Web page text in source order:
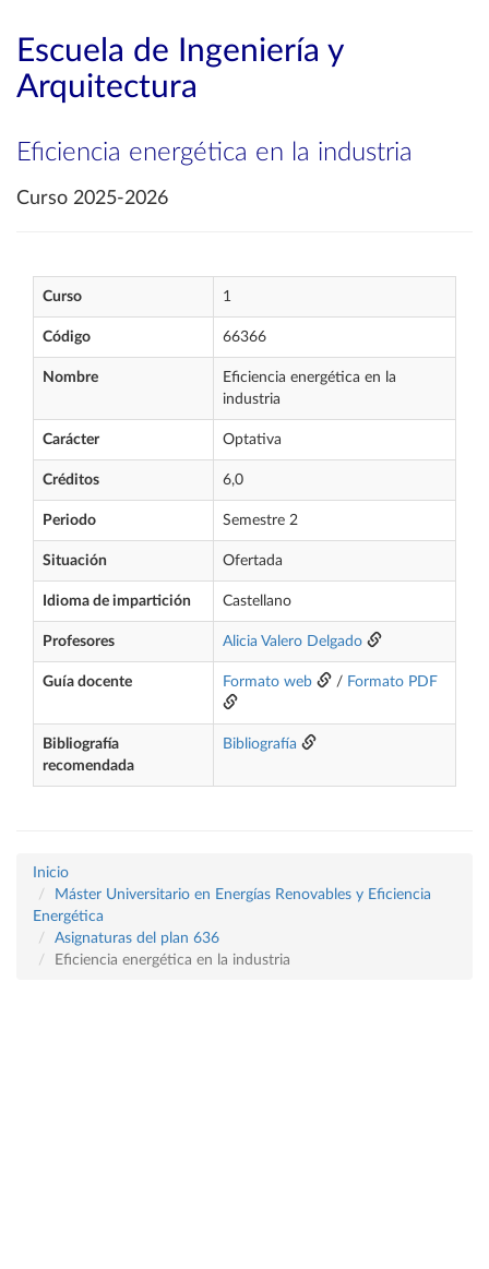
Escuela de Ingeniería y
Arquitectura
Eficiencia energética en la industria
Curso 2025-2026
Curso 1
Código 66366
Nombre
Eficiencia energética en la
industria
Carácter Optativa
Créditos 6,0
Periodo Semestre 2
Situación Ofertada
Idioma de impartición Castellano
Profesores Alicia Valero Delgado
Guía docente Formato web / Formato PDF
Bibliografía
recomendada
Bibliografía
Inicio
Máster Universitario en Energías Renovables y Eficiencia
Energética
Asignaturas del plan 636
Eficiencia energética en la industria